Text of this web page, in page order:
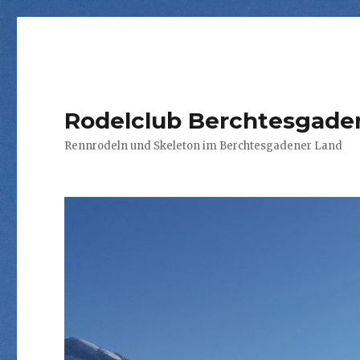
Rodelclub
Rennrodeln und Skeleton im Berchtesgadener Land